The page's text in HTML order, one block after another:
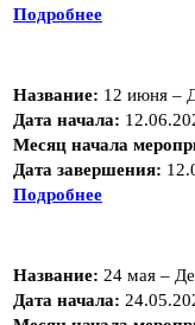
Подробнее
Название: 12 июня –
Дата начала:
Месяц начала
Дата завершения:
Подробнее
Название: 24 мая –
Дата начала: